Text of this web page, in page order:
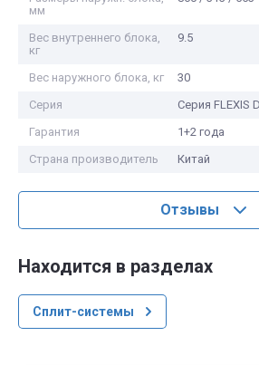
мм
Вес внутреннего блока,
кг
9.5
Вес наружного блока, кг
30
Серия
Серия FLEXIS
Гарантия
1+2 года
Страна производитель
Китай
Отзывы
Находится в разделах
Сплит-системы